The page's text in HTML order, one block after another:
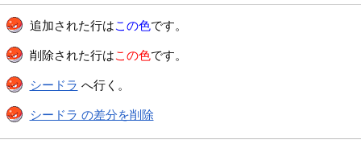
追加された行はこの色です。
削除された行はこの色です。
シードラ へ行く。
シードラ の差分を削除